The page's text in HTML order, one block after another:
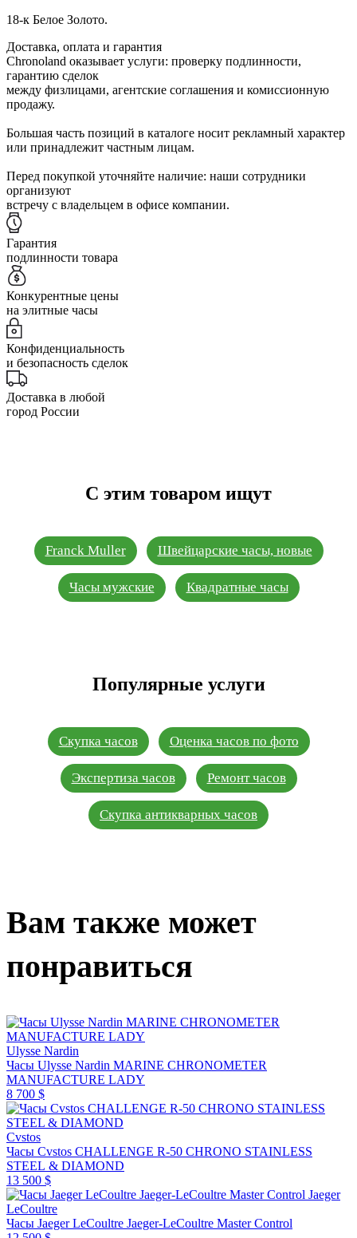
18-к Белое Золото.
Доставка, оплата и гарантия
Chronoland оказывает услуги: проверку подлинности,
гарантию сделок
между физлицами, агентские соглашения и комиссионную
продажу.
Большая часть позиций в каталоге носит рекламный характер
или принадлежит частным лицам.
Перед покупкой уточняйте наличие: наши сотрудники
организуют
встречу с владельцем в офисе компании.
Гарантия
подлинности товара
Конкурентные цены
на элитные часы
Конфиденциальность
и безопасность сделок
Доставка в любой
город России
С этим товаром ищут
Franck Muller Швейцарские часы, новые
Часы мужские Квадратные часы
Популярные услуги
Скупка часов Оценка часов по фото
Экспертиза часов Ремонт часов
Скупка антикварных часов
Вам также может
понравиться
Ulysse Nardin
Часы Ulysse Nardin MARINE CHRONOMETER
MANUFACTURE LADY
8 700 $
Cvstos
Часы Cvstos CHALLENGE R-50 CHRONO STAINLESS
STEEL & DIAMOND
13 500 $
Jaeger
LeCoultre
Часы Jaeger LeCoultre Jaeger-LeCoultre Master Control